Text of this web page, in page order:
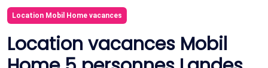
Location Mobil Home vacances
Location vacances Mobil